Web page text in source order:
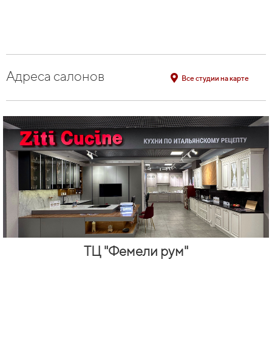
Адреса салонов Все студии на карте
ТЦ "Фемели рум"